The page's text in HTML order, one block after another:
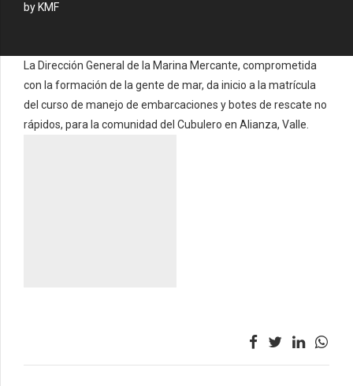
by KMF
La Dirección General de la Marina Mercante, comprometida
con la formación de la gente de mar, da inicio a la matrícula
del curso de manejo de embarcaciones y botes de rescate no
rápidos, para la comunidad del Cubulero en Alianza, Valle.